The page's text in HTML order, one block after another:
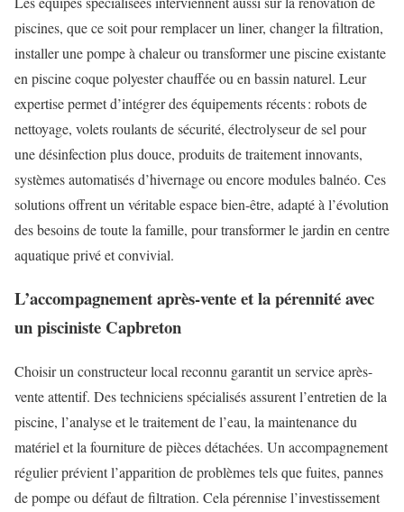
piscines, que ce soit pour remplacer un liner, changer la filtration,
installer une pompe à chaleur ou transformer une piscine existante
en piscine coque polyester chauffée ou en bassin naturel. Leur
expertise permet d’intégrer des équipements récents : robots de
nettoyage, volets roulants de sécurité, électrolyseur de sel pour
une désinfection plus douce, produits de traitement innovants,
systèmes automatisés d’hivernage ou encore modules balnéo. Ces
solutions offrent un véritable espace bien-être, adapté à l’évolution
des besoins de toute la famille, pour transformer le jardin en centre
aquatique privé et convivial.
L’accompagnement après-vente et la pérennité avec
un pisciniste Capbreton
Choisir un constructeur local reconnu garantit un service après-
vente attentif. Des techniciens spécialisés assurent l’entretien de la
piscine, l’analyse et le traitement de l’eau, la maintenance du
matériel et la fourniture de pièces détachées. Un accompagnement
régulier prévient l’apparition de problèmes tels que fuites, pannes
de pompe ou défaut de filtration. Cela pérennise l’investissement